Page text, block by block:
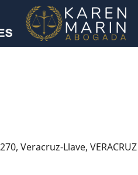
Veracruz-Llave, VERACRUZ